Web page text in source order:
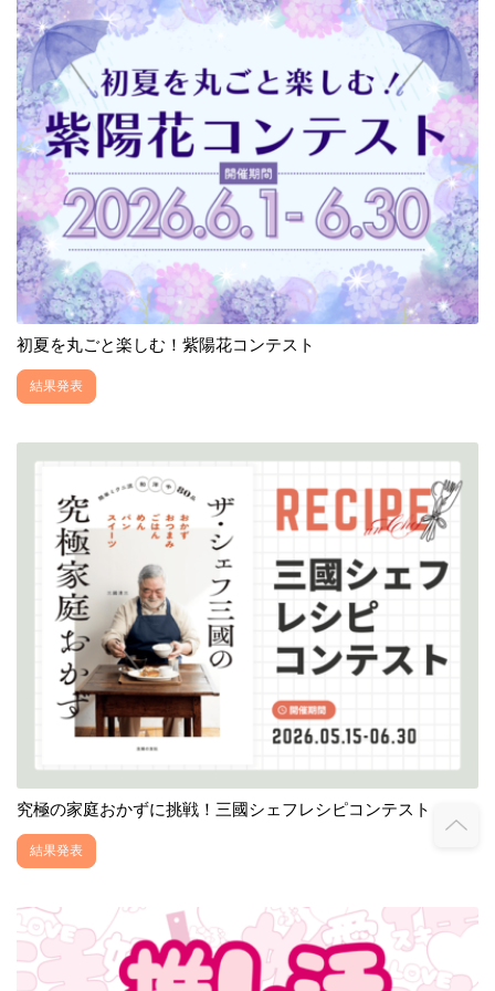
初夏を丸ごと楽しむ！紫陽花コンテスト
結果発表
究極の家庭おかずに挑戦！三國シェフレシピコンテスト
結果発表